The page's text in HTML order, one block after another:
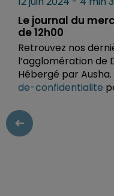
Le journal du
de 12h00
Retrouvez nos
l’agglomération de
Hébergé par Ausha.
de-confidentialite